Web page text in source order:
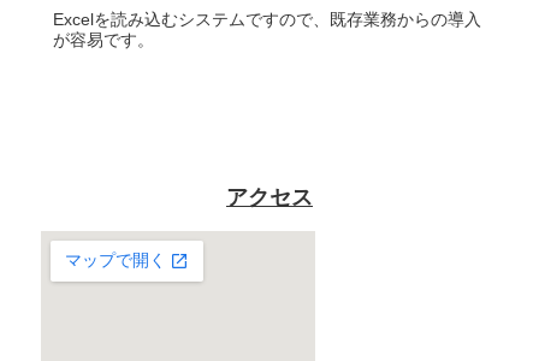
Excelを読み込むシステムですので、既存業務からの導入
が容易です。
アクセス